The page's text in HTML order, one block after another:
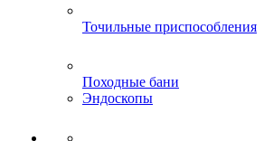
Точильные приспособления
Походные бани
Эндоскопы